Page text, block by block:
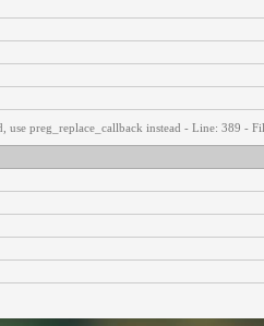
preg_replace_callback instead - Line: 389 -